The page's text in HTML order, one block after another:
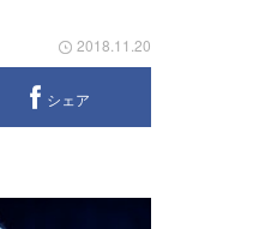
2018.11.20
シェア